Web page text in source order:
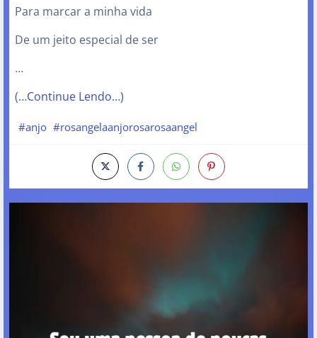
Para marcar a minha vida
De um jeito especial de ser
…
(…Continue Lendo…)
#anjo #rosangelaanjorosarosaangel